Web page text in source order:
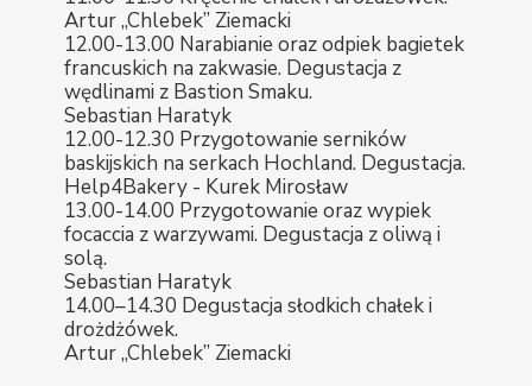
Artur „Chlebek” Ziemacki
12.00-13.00 Narabianie oraz odpiek bagietek
francuskich na zakwasie. Degustacja z
wędlinami z Bastion Smaku.
Sebastian Haratyk
12.00-12.30 Przygotowanie serników
baskijskich na serkach Hochland. Degustacja.
Help4Bakery - Kurek Mirosław
13.00-14.00 Przygotowanie oraz wypiek
focaccia z warzywami. Degustacja z oliwą i
solą.
Sebastian Haratyk
14.00–14.30 Degustacja słodkich chałek i
drożdżówek.
Artur „Chlebek” Ziemacki